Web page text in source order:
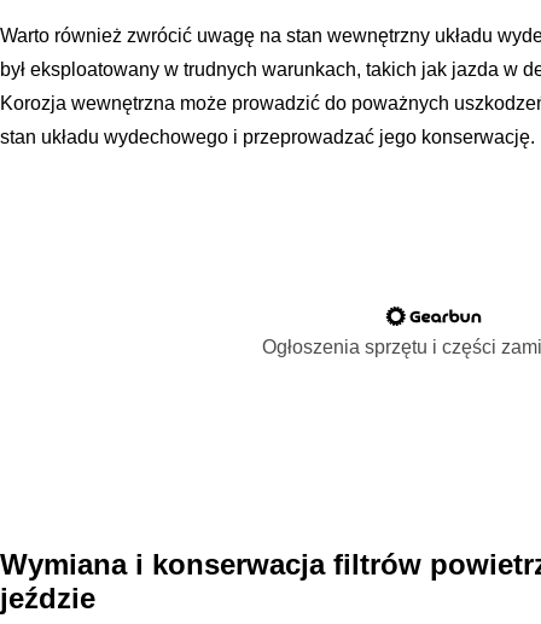
Warto również zwrócić uwagę na stan wewnętrzny układu
był eksploatowany w trudnych warunkach, takich jak jazda w
Korozja wewnętrzna może prowadzić do poważnych
stan układu wydechowego i przeprowadzać jego konserwację.
Ogłoszenia sprzętu i części
Wymiana i konserwacja filtrów
jeździe